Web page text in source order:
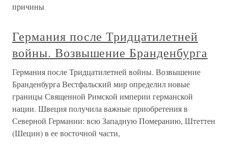
причины
Германия после Тридцатилетней
войны. Возвышение Бранденбурга
Германия после Тридцатилетней войны. Возвышение
Бранденбурга Вестфальский мир определил новые
границы Священной Римской империи германской
нации. Швеция получила важные приобретения в
Северной Германии: всю Западную Померанию, Штеттен
(Шецин) в ее восточной части,